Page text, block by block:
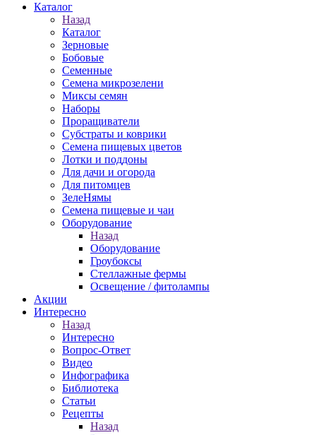
Каталог
Назад
Каталог
Зерновые
Бобовые
Семенные
Семена микрозелени
Миксы семян
Наборы
Проращиватели
Субстраты и коврики
Семена пищевых цветов
Лотки и поддоны
Для дачи и огорода
Для питомцев
ЗелеНямы
Семена пищевые и чаи
Оборудование
Назад
Оборудование
Гроубоксы
Стеллажные фермы
Освещение / фитолампы
Акции
Интересно
Назад
Интересно
Вопрос-Ответ
Видео
Инфографика
Библиотека
Статьи
Рецепты
Назад